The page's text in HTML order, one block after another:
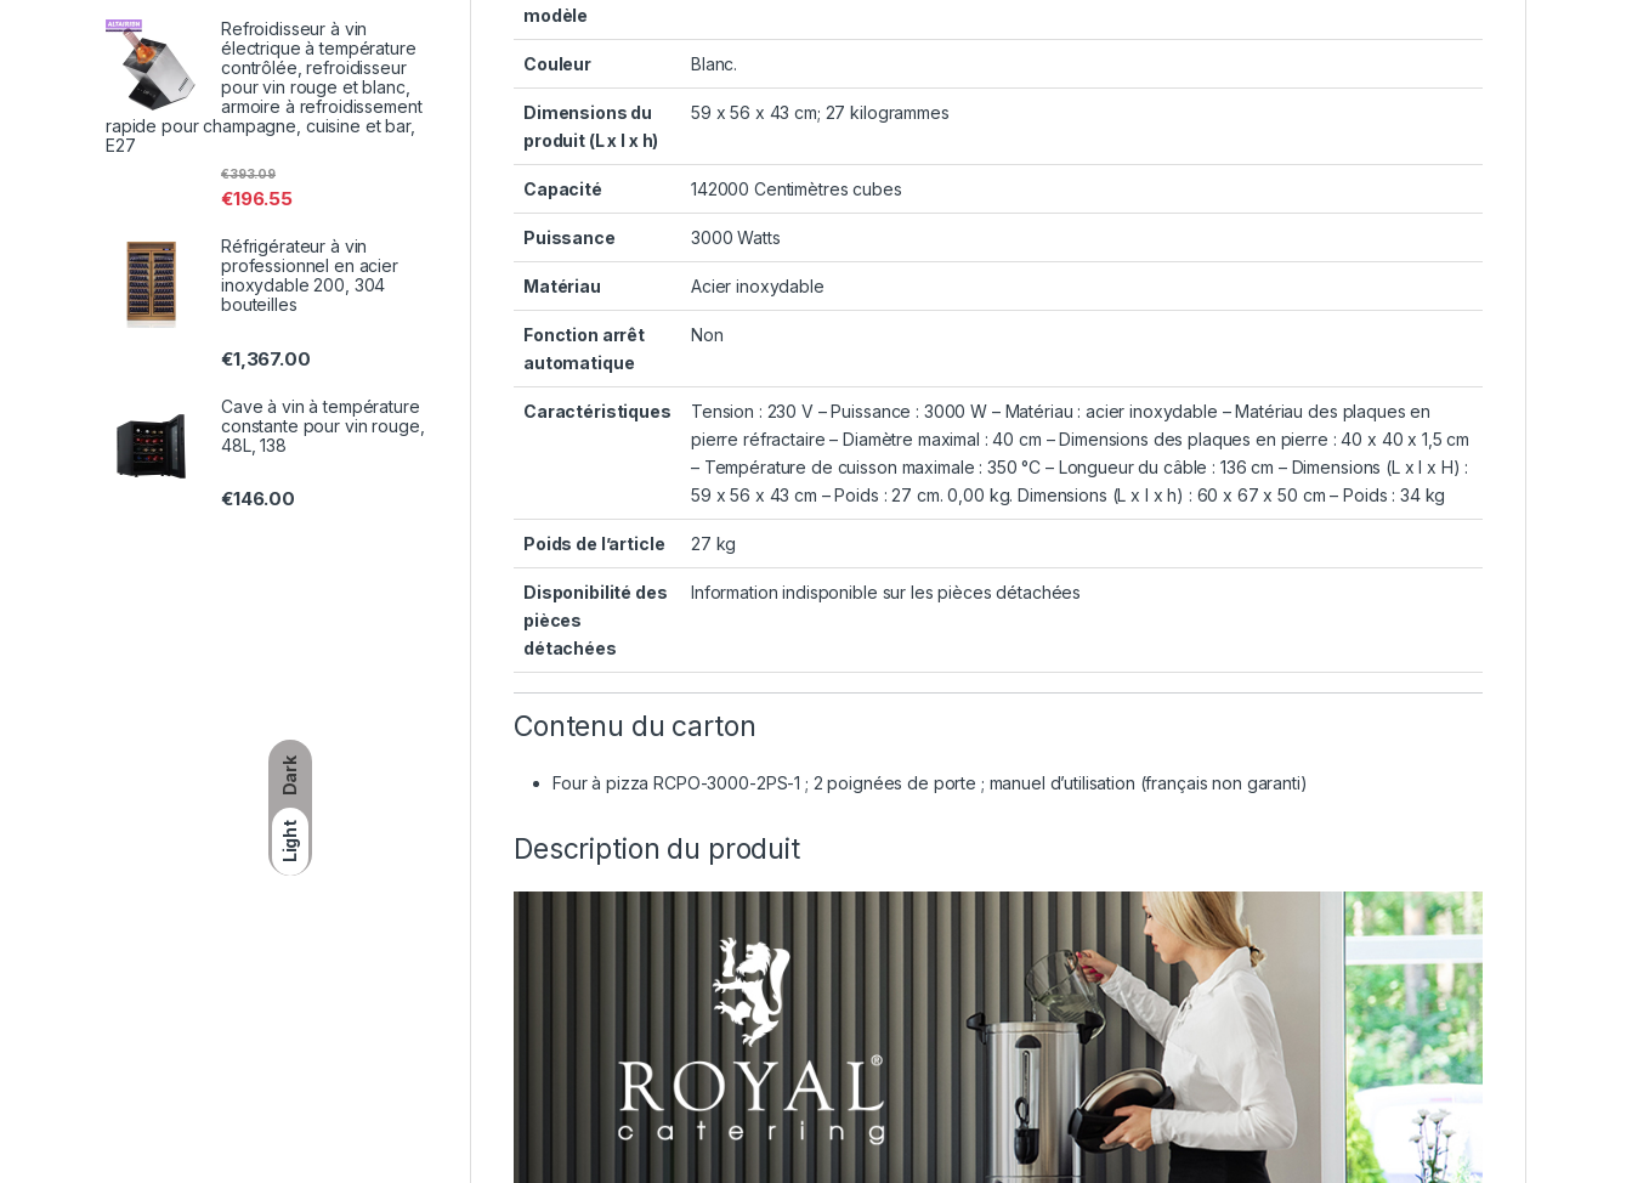
Dark
Light
modèle
Couleur ‎Blanc.
Dimensions du
produit (L x l x h)
‎59 x 56 x 43 cm; 27 kilogrammes
Capacité ‎142000 Centimètres cubes
Puissance ‎3000 Watts
Matériau ‎Acier inoxydable
Fonction arrêt
automatique
‎Non
Caractéristiques
‎Tension : 230 V – Puissance : 3000 W – Matériau : acier inoxydable – Matériau des plaques en
pierre réfractaire – Diamètre maximal : 40 cm – Dimensions des plaques en pierre : 40 x 40 x 1,5 cm
– Température de cuisson maximale : 350 °C – Longueur du câble : 136 cm – Dimensions (L x l x H) :
59 x 56 x 43 cm – Poids : 27 cm. 0,00 kg. Dimensions (L x l x h) : 60 x 67 x 50 cm – Poids : 34 kg
Poids de l’article ‎27 kg
Disponibilité des
pièces
détachées
‎Information indisponible sur les pièces détachées
Contenu du carton
Four à pizza RCPO-3000-2PS-1 ; 2 poignées de porte ; manuel d’utilisation (français non garanti)
Description du produit
Refroidisseur à vin
électrique à température
contrôlée, refroidisseur
pour vin rouge et blanc,
armoire à refroidissement
rapide pour champagne, cuisine et bar,
E27
€196.55
€393.09
Réfrigérateur à vin
professionnel en acier
inoxydable 200, 304
bouteilles
€1,367.00
Cave à vin à température
constante pour vin rouge,
48L, 138
€146.00